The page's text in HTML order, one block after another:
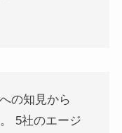
の知見から
5社のエージ